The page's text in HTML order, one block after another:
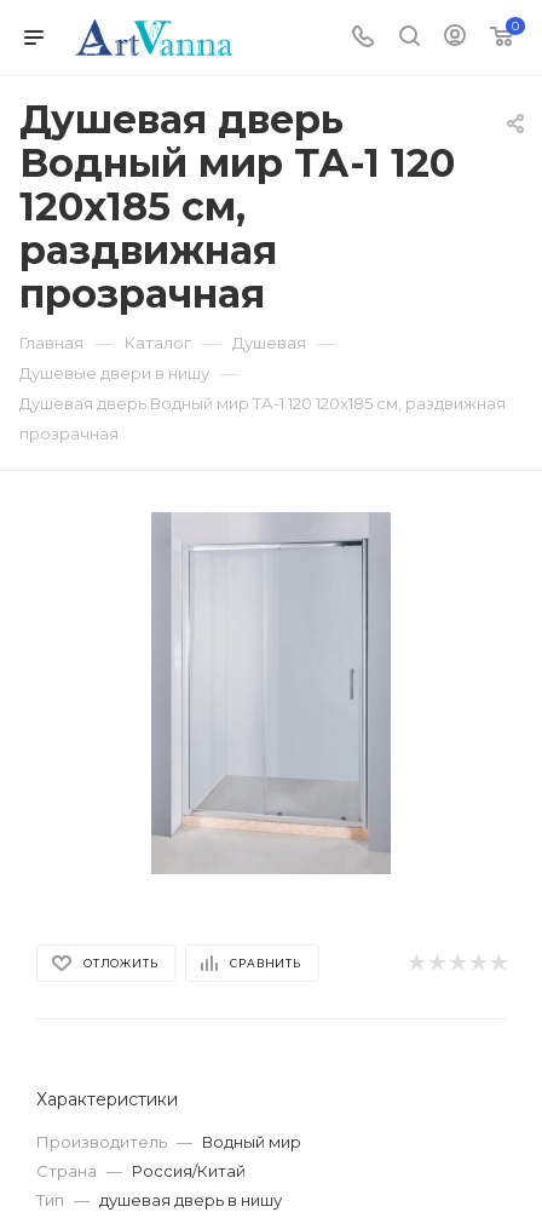
0
Душевая дверь
Водный мир ТА-1 120
120x185 см,
раздвижная
прозрачная
Главная — Каталог — Душевая —
Душевые двери в нишу —
Душевая дверь Водный мир ТА-1 120 120x185 см, раздвижная
прозрачная
ОТЛОЖИТЬ СРАВНИТЬ
Характеристики
Производитель — Водный мир
Страна — Россия/Китай
Тип — душевая дверь в нишу